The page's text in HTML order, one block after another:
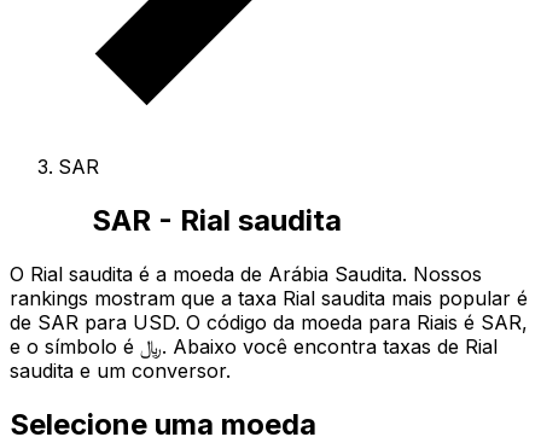
SAR
SAR - Rial saudita
O Rial saudita é a moeda de Arábia Saudita. Nossos
rankings mostram que a taxa Rial saudita mais popular é
de SAR para USD. O código da moeda para Riais é SAR,
e o símbolo é ﷼. Abaixo você encontra taxas de Rial
saudita e um conversor.
Selecione uma moeda